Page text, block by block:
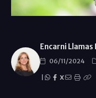
Encarni Llamas
06/11/2024
X